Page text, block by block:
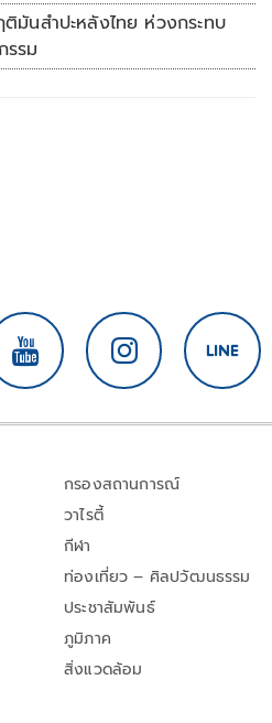
ติมันสำปะหลังไทย ห่วงกระทบ
รรม
กรองสถานการณ์
วาไรตี้
กีฬา
ท่องเที่ยว – ศิลปวัฒนธรรม
ประชาสัมพันธ์
ภูมิภาค
สิ่งแวดล้อม